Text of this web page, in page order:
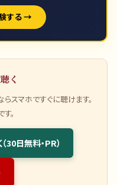
する →
く
スマホですぐに聴けます。
。
日無料・PR）